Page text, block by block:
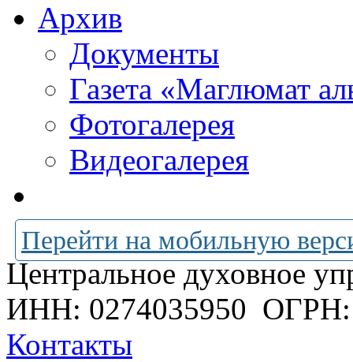
Архив
Документы
Газета «Маглюмат
Фотогалерея
Видеогалерея
Перейти на мобильную
Центральное духовное
ИНН: 0274035950 ОГРН:
Контакты